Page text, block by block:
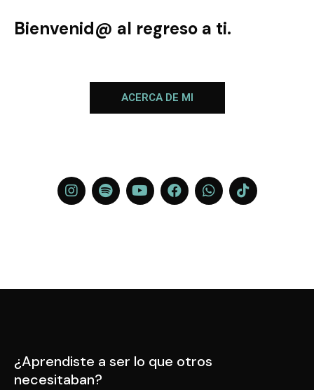
Bienvenid@ al regreso a ti.
ACERCA DE MI
¿Aprendiste a ser lo que otros
necesitaban?